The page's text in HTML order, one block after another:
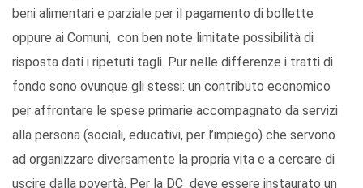
beni alimentari e parziale per il pagamento di bollette
oppure ai Comuni, con ben note limitate possibilità di
risposta dati i ripetuti tagli. Pur nelle differenze i tratti di
fondo sono ovunque gli stessi: un contributo economico
per affrontare le spese primarie accompagnato da servizi
alla persona (sociali, educativi, per l’impiego) che servono
ad organizzare diversamente la propria vita e a cercare di
uscire dalla povertà. Per la DC deve essere instaurato un